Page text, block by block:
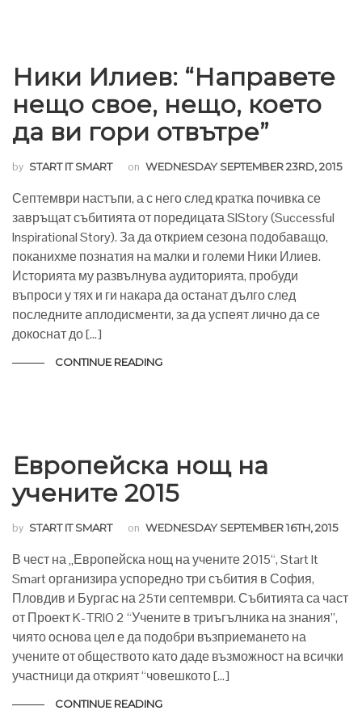
Ники Илиев: “Направете
нещо свое, нещо, което
да ви гори отвътре”
by START IT SMART on WEDNESDAY SEPTEMBER 23RD, 2015
Септември настъпи, а с него след кратка почивка се
завръщат събитията от поредицата SIStory (Successful
Inspirational Story). За да открием сезона подобаващо,
поканихме познатия на малки и големи Ники Илиев.
Историята му развълнува аудиторията, пробуди
въпроси у тях и ги накара да останат дълго след
последните аплодисменти, за да успеят лично да се
докоснат до […]
CONTINUE READING
Европейска нощ на
учените 2015
by START IT SMART on WEDNESDAY SEPTEMBER 16TH, 2015
В чест на „Европейска нощ на учените 2015“, Start It
Smart организира успоредно три събития в София,
Пловдив и Бургас на 25ти септември. Събитията са част
от Проект K-TRIO 2 “Учените в триъгълника на знания”,
чиято основа цел е да подобри възприемането на
учените от обществото като даде възможност на всички
участници да открият “човешкото […]
CONTINUE READING